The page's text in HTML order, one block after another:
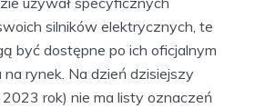
silników elektrycznych, te
być dostępne po ich oficjalnym
rynek. Na dzień dzisiejszy
rok) nie ma listy oznaczeń